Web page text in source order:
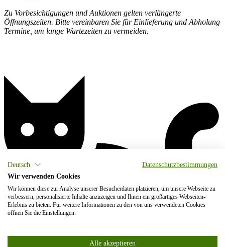
Deutsch
Datenschutzbestimmungen
Wir verwenden Cookies
Wir können diese zur Analyse unserer Besucherdaten platzieren, um unsere Webseite zu
verbessern, personalisierte Inhalte anzuzeigen und Ihnen ein großartiges Webseiten-
Erlebnis zu bieten. Für weitere Informationen zu den von uns verwendeten Cookies
öffnen Sie die Einstellungen.
Alle akzeptieren
Zu Vorbesichtigungen und Auktionen gelten verlängerte
Öffnungszeiten. Bitte vereinbaren Sie für Einlieferung und Abholung
Termine, um lange Wartezeiten zu vermeiden.